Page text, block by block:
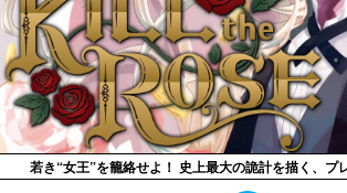
若き“女王”を籠絡せよ！ 史上最大の詭計を描く、プ